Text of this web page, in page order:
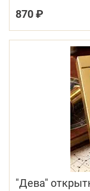
870 ₽
"Дева"